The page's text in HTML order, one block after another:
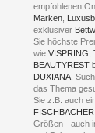
Kontakt
Kontakt via:
Kontakt via:
mögliche
MO und DI
MI - FR 11
SA 11 bis
empfohlenen
Marken
exklusiver
Sie höchste
wieVISPRING ,
BEAUTYREST
DUXIANA .
das Thema
Sie z.B. auch
FISCHBACHER
Größen - auch